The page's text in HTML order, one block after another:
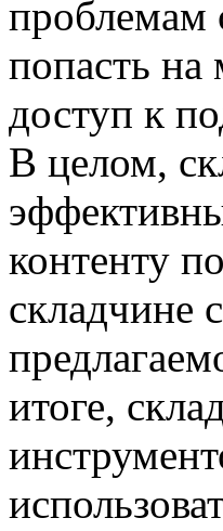
проблемам
попасть
доступ к
В целом,
контенту
складчине
итоге,